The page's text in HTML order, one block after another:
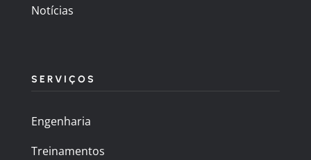
Notícias
SERVIÇOS
Engenharia
Treinamentos